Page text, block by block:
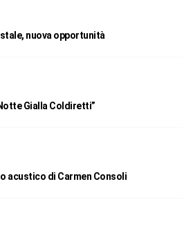
nuova opportunità
Gialla Coldiretti”
acustico di Carmen Consoli